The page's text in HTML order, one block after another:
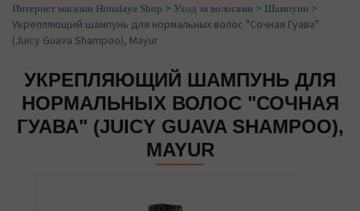
Интернет магазин Himalaya Shop > Уход за волосами > Шампуни >
Укрепляющий шампунь для нормальных волос "Сочная Гуава"
(Juicy Guava Shampoo), Mayur
УКРЕПЛЯЮЩИЙ ШАМПУНЬ ДЛЯ
НОРМАЛЬНЫХ ВОЛОС "СОЧНАЯ
ГУАВА" (JUICY GUAVA SHAMPOO),
MAYUR